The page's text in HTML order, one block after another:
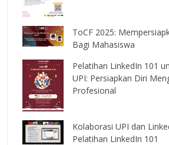
ToCF 2025:
Bagi Mahasiswa
Pelatihan LinkedIn 101
UPI: Persiapkan Diri
Profesional
Kolaborasi UPI dan
Pelatihan LinkedIn 101